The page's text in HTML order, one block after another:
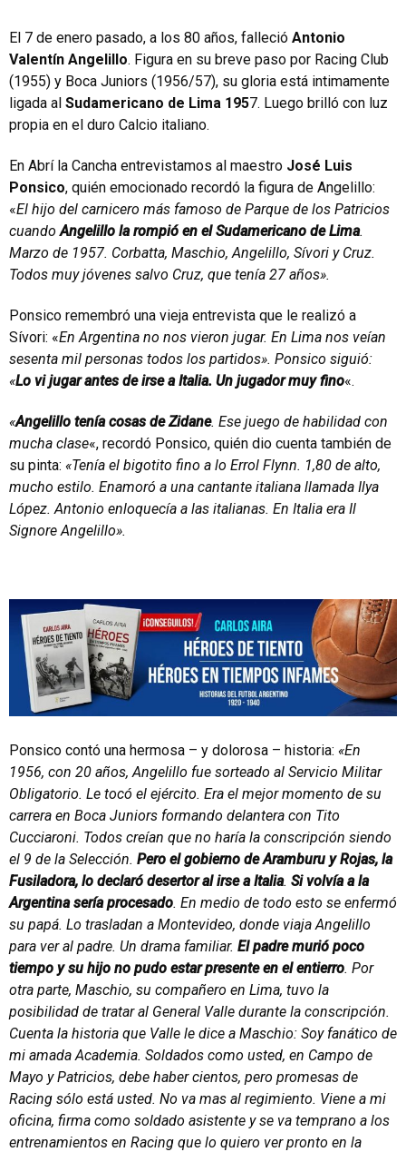
El 7 de enero pasado, a los 80 años, falleció Antonio
Valentín Angelillo. Figura en su breve paso por Racing Club
(1955) y Boca Juniors (1956/57), su gloria está intimamente
ligada al Sudamericano de Lima 1957. Luego brilló con luz
propia en el duro Calcio italiano.
En Abrí la Cancha entrevistamos al maestro José Luis
Ponsico, quién emocionado recordó la figura de Angelillo:
«El hijo del carnicero más famoso de Parque de los Patricios
cuandoAngelillo la rompió en el Sudamericano de Lima.
Marzo de 1957. Corbatta, Maschio, Angelillo, Sívori y Cruz.
Todos muy jóvenes salvo Cruz, que tenía 27 años».
Ponsico remembró una vieja entrevista que le realizó a
Sívori: «En Argentina no nos vieron jugar. En Lima nos veían
sesenta mil personas todos los partidos». Ponsico siguió:
«Lo vi jugar antes de irse a Italia. Un jugador muy fino«.
«Angelillo tenía cosas de Zidane. Ese juego de habilidad con
mucha clase«, recordó Ponsico, quién dio cuenta también de
su pinta: «Tenía el bigotito fino a lo Errol Flynn. 1,80 de alto,
mucho estilo. Enamoró a una cantante italiana llamada Ilya
López. Antonio enloquecía a las italianas. En Italia era Il
Signore Angelillo».
Ponsico contó una hermosa – y dolorosa – historia: «En
1956, con 20 años, Angelillo fue sorteado al Servicio Militar
Obligatorio. Le tocó el ejército. Era el mejor momento de su
carrera en Boca Juniors formando delantera con Tito
Cucciaroni. Todos creían que no haría la conscripción siendo
el 9 de la Selección. Pero el gobierno de Aramburu y Rojas, la
Fusiladora, lo declaró desertor al irse a Italia. Si volvía a la
Argentina sería procesado. En medio de todo esto se enfermó
su papá. Lo trasladan a Montevideo, donde viaja Angelillo
para ver al padre. Un drama familiar. El padre murió poco
tiempo y su hijo no pudo estar presente en el entierro. Por
otra parte, Maschio, su compañero en Lima, tuvo la
posibilidad de tratar al General Valle durante la conscripción.
Cuenta la historia que Valle le dice a Maschio: Soy fanático de
mi amada Academia. Soldados como usted, en Campo de
Mayo y Patricios, debe haber cientos, pero promesas de
Racing sólo está usted. No va mas al regimiento. Viene a mi
oficina, firma como soldado asistente y se va temprano a los
entrenamientos en Racing que lo quiero ver pronto en la